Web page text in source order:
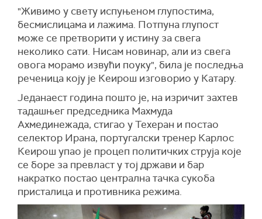
"Живимо у свету испуњеном глупостима,
бесмислицама и лажима. Потпуна глупост
може се претворити у истину за свега
неколико сати. Нисам новинар, али из свега
овога морамо извући поуку", била је последња
реченица коју је Кеирош изговорио у Катару.
Једанаест година пошто је, на изричит захтев
тадашњег председника Махмуда
Ахмединежада, стигао у Техеран и постао
селектор Ирана, португалски тренер Карлос
Кеирош упао је процеп политичких струја које
се боре за превласт у тој држави и бар
накратко постао централна тачка сукоба
присталица и противника режима.